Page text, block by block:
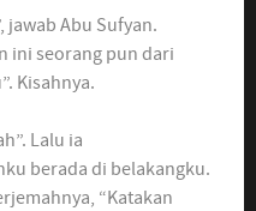
jawab Abu Sufyan.
ini seorang pun dari
Kisahnya.
Lalu ia
berada di belakangku.
“Katakan